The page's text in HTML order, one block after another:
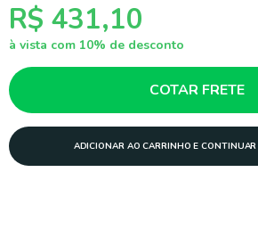
R$ 431,10
à vista com 10% de desconto
COTAR FRETE
ADICIONAR AO CARRINHO E